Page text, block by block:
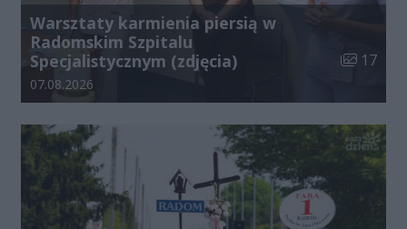
Warsztaty karmienia piersią w
Radomskim Szpitalu
Specjalistycznym (zdjęcia)
Liczba
17
Data dodania galerii:
07.08.2026